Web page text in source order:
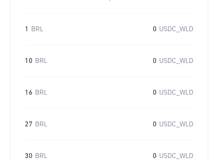
1 BRL 0 USDC_WLD
10 BRL 0 USDC_WLD
16 BRL 0 USDC_WLD
27 BRL 0 USDC_WLD
30 BRL 0 USDC_WLD